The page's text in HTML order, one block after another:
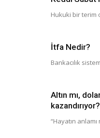
Hukuki bir terim
İtfa Nedir?
Bankacılık
Altın mı,
kazandırıyor?
“Hayatın